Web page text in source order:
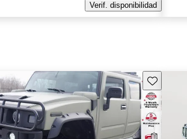
Verif. disponibilidad
Guarda